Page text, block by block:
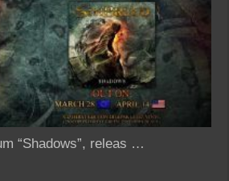
“Shadows”, releas …